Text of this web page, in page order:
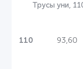
Трусы уни,
110 93,60